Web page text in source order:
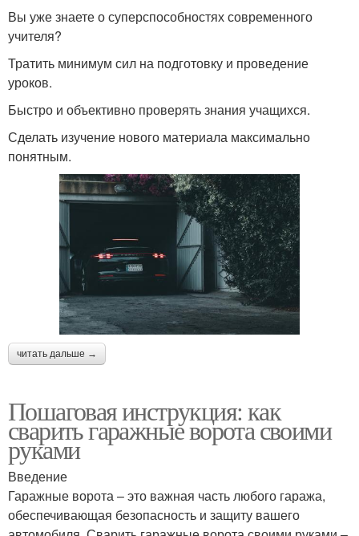
Вы уже знаете о суперспособностях современного
учителя?
Тратить минимум сил на подготовку и проведение
уроков.
Быстро и объективно проверять знания учащихся.
Сделать изучение нового материала максимально
понятным.
читать дальше →
Пошаговая инструкция: как
сварить гаражные ворота своими
руками
Введение
Гаражные ворота – это важная часть любого гаража,
обеспечивающая безопасность и защиту вашего